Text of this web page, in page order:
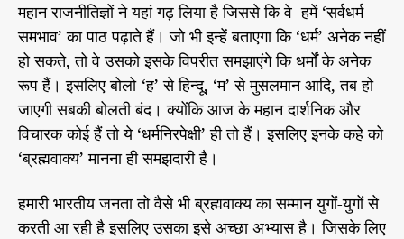
महान राजनीतिज्ञों ने यहां गढ़ लिया है जिससे कि वे हमें ‘सर्वधर्म-
समभाव’ का पाठ पढ़ाते हैं। जो भी इन्हें बताएगा कि ‘धर्म’ अनेक नहीं
हो सकते, तो वे उसको इसके विपरीत समझाएंगे कि धर्मों के अनेक
रूप हैं। इसलिए बोलो-‘ह’ से हिन्दू, ‘म’ से मुसलमान आदि, तब हो
जाएगी सबकी बोलती बंद। क्योंकि आज के महान दार्शनिक और
विचारक कोई हैं तो ये ‘धर्मनिरपेक्षी’ ही तो हैं। इसलिए इनके कहे को
‘ब्रह्मवाक्य’ मानना ही समझदारी है।
हमारी भारतीय जनता तो वैसे भी ब्रह्मवाक्य का सम्मान युगों-युगों से
करती आ रही है इसलिए उसका इसे अच्छा अभ्यास है। जिसके लिए